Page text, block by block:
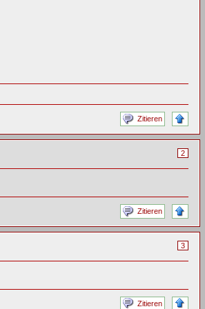
Zitieren
2
Zitieren
3
Zitieren